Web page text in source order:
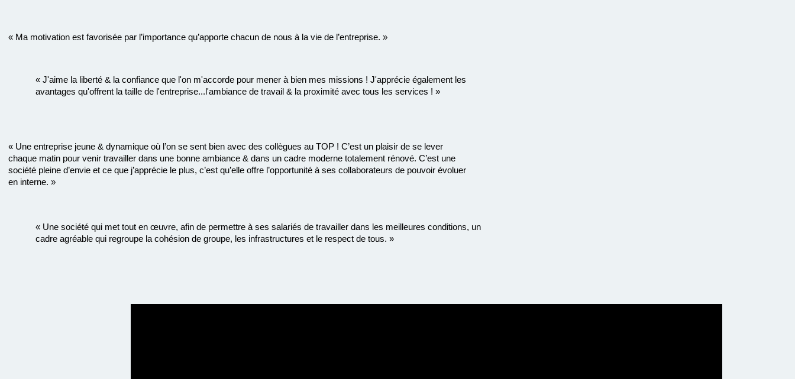
« Une société qui met tout en œuvre, afin de permettre à ses salariés de travailler dans les meilleures conditions, un
cadre agréable qui regroupe la cohésion de groupe, les infrastructures et le respect de tous. »
« Ma motivation est favorisée par l’importance qu’apporte chacun de nous à la vie de l’entreprise. »
« J'aime la liberté & la confiance que l'on m'accorde pour mener à bien mes missions ! J'apprécie également les
avantages qu'offrent la taille de l'entreprise...l'ambiance de travail & la proximité avec tous les services ! »
« Une entreprise jeune & dynamique où l’on se sent bien avec des collègues au TOP ! C’est un plaisir de se lever
chaque matin pour venir travailler dans une bonne ambiance & dans un cadre moderne totalement rénové. C’est une
société pleine d’envie et ce que j’apprécie le plus, c’est qu’elle offre l’opportunité à ses collaborateurs de pouvoir évoluer
en interne. »